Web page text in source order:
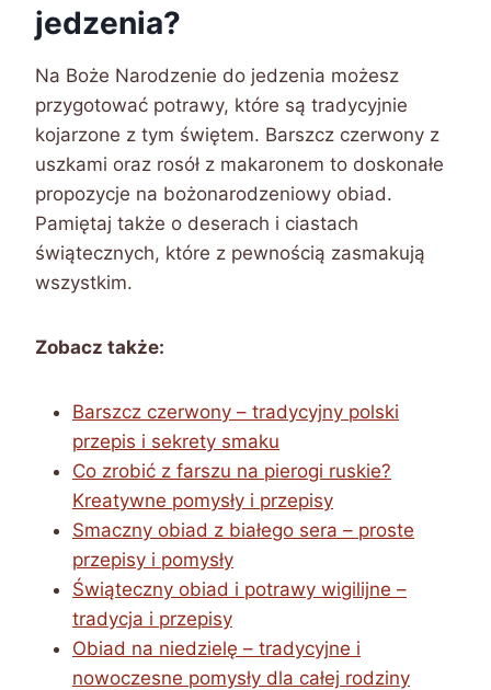
jedzenia?
Na Boże Narodzenie do jedzenia możesz
przygotować potrawy, które są tradycyjnie
kojarzone z tym świętem. Barszcz czerwony z
uszkami oraz rosół z makaronem to doskonałe
propozycje na bożonarodzeniowy obiad.
Pamiętaj także o deserach i ciastach
świątecznych, które z pewnością zasmakują
wszystkim.
Zobacz także:
Barszcz czerwony – tradycyjny polski
przepis i sekrety smaku
Co zrobić z farszu na pierogi ruskie?
Kreatywne pomysły i przepisy
Smaczny obiad z białego sera – proste
przepisy i pomysły
Świąteczny obiad i potrawy wigilijne –
tradycja i przepisy
Obiad na niedzielę – tradycyjne i
nowoczesne pomysły dla całej rodziny